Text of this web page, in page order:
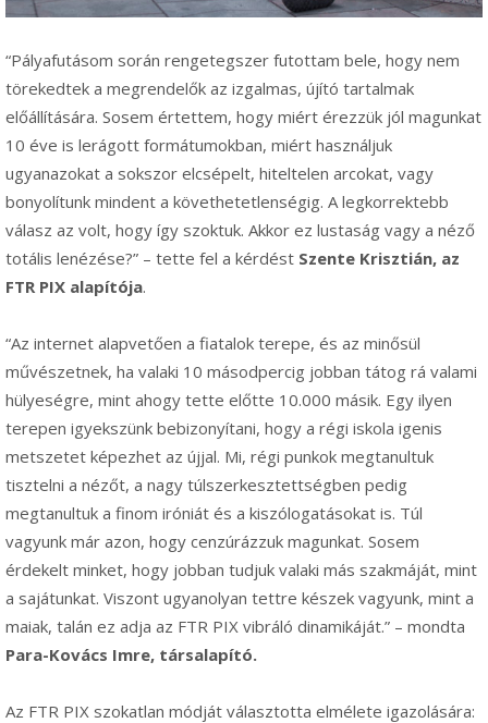
“Pályafutásom során rengetegszer futottam bele, hogy nem
törekedtek a megrendelők az izgalmas, újító tartalmak
előállítására. Sosem értettem, hogy miért érezzük jól magunkat
10 éve is lerágott formátumokban, miért használjuk
ugyanazokat a sokszor elcsépelt, hiteltelen arcokat, vagy
bonyolítunk mindent a követhetetlenségig. A legkorrektebb
válasz az volt, hogy így szoktuk. Akkor ez lustaság vagy a néző
totális lenézése?” – tette fel a kérdést Szente Krisztián, az
FTR PIX alapítója.
“Az internet alapvetően a fiatalok terepe, és az minősül
művészetnek, ha valaki 10 másodpercig jobban tátog rá valami
hülyeségre, mint ahogy tette előtte 10.000 másik. Egy ilyen
terepen igyekszünk bebizonyítani, hogy a régi iskola igenis
metszetet képezhet az újjal. Mi, régi punkok megtanultuk
tisztelni a nézőt, a nagy túlszerkesztettségben pedig
megtanultuk a finom iróniát és a kiszólogatásokat is. Túl
vagyunk már azon, hogy cenzúrázzuk magunkat. Sosem
érdekelt minket, hogy jobban tudjuk valaki más szakmáját, mint
a sajátunkat. Viszont ugyanolyan tettre készek vagyunk, mint a
maiak, talán ez adja az FTR PIX vibráló dinamikáját.” – mondta
Para-Kovács Imre, társalapító.
Az FTR PIX szokatlan módját választotta elmélete igazolására: